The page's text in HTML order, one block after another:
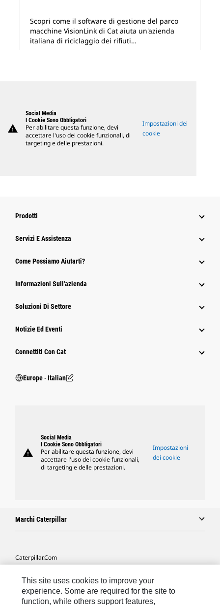
Scopri come il software di gestione del parco
macchine VisionLink di Cat aiuta un'azienda
italiana di riciclaggio dei rifiuti…
warning
Social Media
I Cookie Sono Obbligatori
Per abilitare questa funzione, devi
accettare l'uso dei cookie funzionali, di
targeting e delle prestazioni.
Impostazioni dei
cookie
Prodotti
Servizi E Assistenza
Come Possiamo Aiutarti?
Informazioni Sull'azienda
Soluzioni Di Settore
Notizie Ed Eventi
Connettiti Con Cat
Europe ‧ Italian
warning
Social Media
I Cookie Sono Obbligatori
Per abilitare questa funzione, devi
accettare l'uso dei cookie funzionali,
di targeting e delle prestazioni.
Impostazioni
dei cookie
Marchi Caterpillar
Caterpillar.com
Le Mie Preferenze Di Marketing
This site uses cookies to improve your
experience. Some are required for the site to
function, while others support features,